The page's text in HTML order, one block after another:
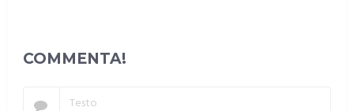
COMMENTA!